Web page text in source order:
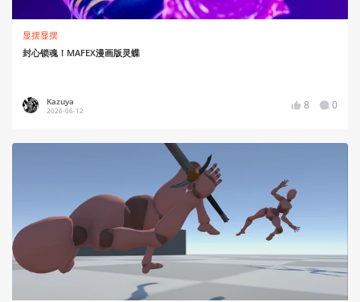
显摆显摆
封心锁魂！MAFEX漫画版灵蝶
Kazuya
2026-06-12 8 0